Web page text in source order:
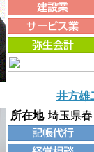
井方雄
所在地 埼玉県